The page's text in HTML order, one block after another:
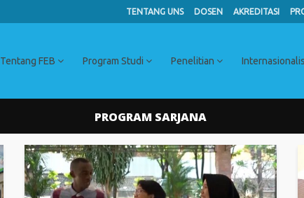
TENTANG UNS DOSEN AKREDITASI
Tentang FEB Program Studi Penelitian
PROGRAM SARJANA